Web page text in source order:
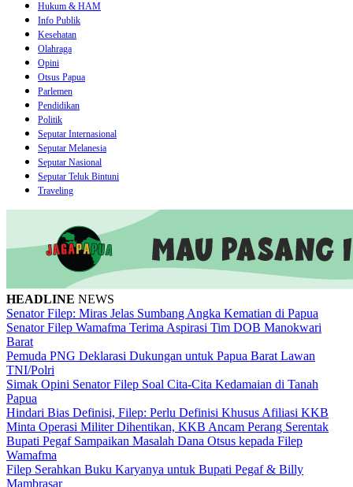
Hukum & HAM
Info Publik
Kesehatan
Olahraga
Opini
Otsus Papua
Parlemen
Pendidikan
Politik
Seputar Internasional
Seputar Melanesia
Seputar Nasional
Seputar Teluk Bintuni
Traveling
HEADLINE NEWS
Senator Filep: Miras Jelas Sumbang Angka Kematian di Papua
Senator Filep Wamafma Terima Aspirasi Tim DOB Manokwari
Barat
Pemuda PNG Deklarasi Dukungan untuk Papua Barat Lawan
TNI/Polri
Simak Opini Senator Filep Soal Cita-Cita Kedamaian di Tanah
Papua
Hindari Bias Definisi, Filep: Perlu Definisi Khusus Afiliasi KKB
Minta Operasi Militer Dihentikan, KKB Ancam Perang Serentak
Bupati Pegaf Sampaikan Masalah Dana Otsus kepada Filep
Wamafma
Filep Serahkan Buku Karyanya untuk Bupati Pegaf & Billy
Mambrasar